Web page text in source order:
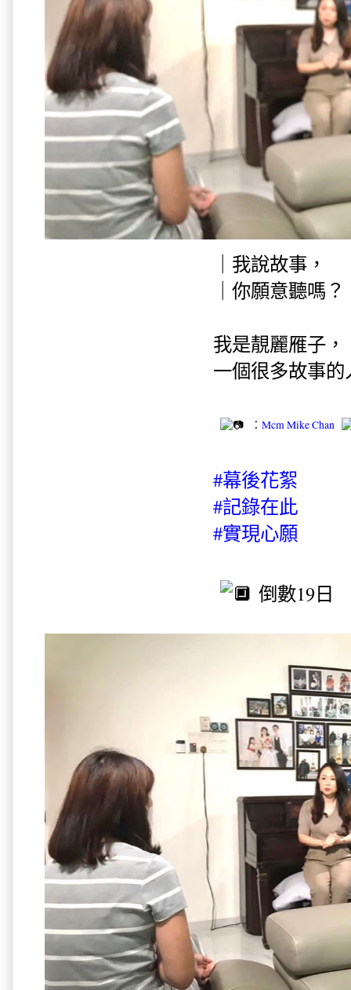
｜我說故事，
｜你願意聽嗎？
我是靚麗雁子，
一個很多故事的
： Mcm Mike Chan
#幕後花絮
#記錄在此
#實現心願
倒數19日